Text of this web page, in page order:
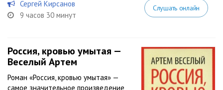
Сергей Кирсанов
9 часов 30 минут
Слушать онлайн
Россия, кровью умытая —
Веселый Артем
Роман «Россия, кровью умытая» —
самое значительное произведение